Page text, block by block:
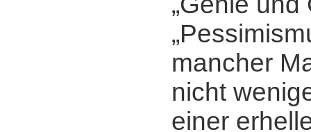
mancher
nicht
einer